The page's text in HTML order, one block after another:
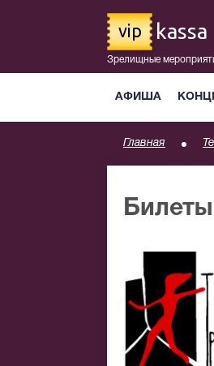
vip kassa
Зрелищные
АФИША
Главная